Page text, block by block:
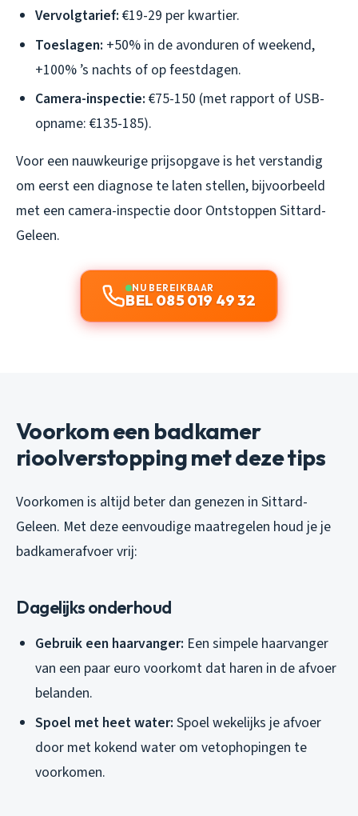
Vervolgtarief: €19-29 per kwartier.
Toeslagen: +50% in de avonduren of weekend,
+100% ’s nachts of op feestdagen.
Camera-inspectie: €75-150 (met rapport of USB-
opname: €135-185).
Voor een nauwkeurige prijsopgave is het verstandig
om eerst een diagnose te laten stellen, bijvoorbeeld
met een camera-inspectie door Ontstoppen Sittard-
Geleen.
NU BEREIKBAAR
BEL 085 019 49 32
Voorkom een badkamer
rioolverstopping met deze tips
Voorkomen is altijd beter dan genezen in Sittard-
Geleen. Met deze eenvoudige maatregelen houd je je
badkamerafvoer vrij:
Dagelijks onderhoud
Gebruik een haarvanger: Een simpele haarvanger
van een paar euro voorkomt dat haren in de afvoer
belanden.
Spoel met heet water: Spoel wekelijks je afvoer
door met kokend water om vetophopingen te
voorkomen.